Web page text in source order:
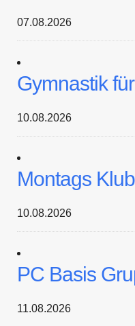
07.08.2026
Gymnastik
10.08.2026
Montags
10.08.2026
PC Basis
11.08.2026